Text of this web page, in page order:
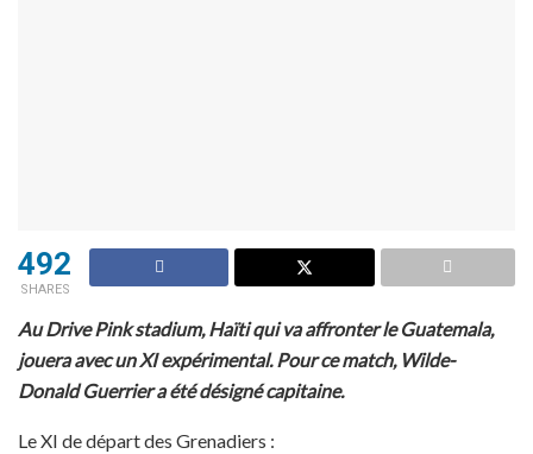
492
SHARES
Au Drive Pink stadium, Haïti qui va affronter le Guatemala,
jouera avec un XI expérimental. Pour ce match, Wilde-
Donald Guerrier a été désigné capitaine.
Le XI de départ des Grenadiers :